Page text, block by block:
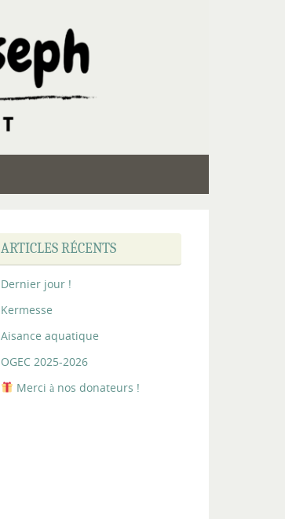
ARTICLES RÉCENTS
Dernier jour !
Kermesse
Aisance aquatique
OGEC 2025-2026
Merci à nos donateurs !